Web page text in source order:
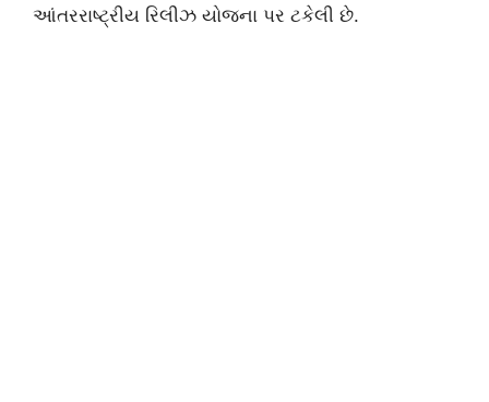
આંતરરાષ્ટ્રીય રિલીઝ યોજના પર ટકેલી છે.